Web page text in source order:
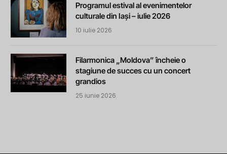
Programul estival al evenimentelor
culturale din Iași – iulie 2026
10 iulie 2026
Filarmonica „Moldova” încheie o
stagiune de succes cu un concert
grandios
25 iunie 2026